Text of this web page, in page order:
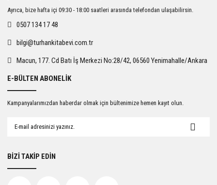
Ürün fiyatı diğer sitelerden daha pahalı.
Bu ürüne benzer farklı alternatifler olmalı.
Ayrıca, bize hafta içi 09:30 - 18:00 saatleri arasında telefondan ulaşabilirsin.
0507 134 17 48
bilgi@turhankitabevi.com.tr
Macun, 177. Cd Batı İş Merkezi No:28/42, 06560 Yenimahalle/Ankara
E-BÜLTEN ABONELİK
Kampanyalarımızdan haberdar olmak için bültenimize hemen kayıt olun.
BİZİ TAKİP EDİN